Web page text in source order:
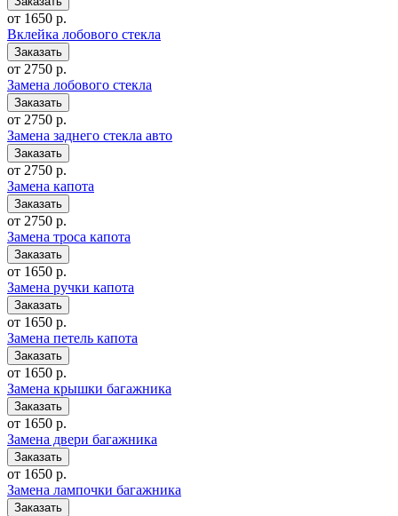
от 1650 р.
Вклейка лобового стекла
от 2750 р.
Замена лобового стекла
от 2750 р.
Замена заднего стекла авто
от 2750 р.
Замена капота
от 2750 р.
Замена троса капота
от 1650 р.
Замена ручки капота
от 1650 р.
Замена петель капота
от 1650 р.
Замена крышки багажника
от 1650 р.
Замена двери багажника
от 1650 р.
Замена лампочки багажника